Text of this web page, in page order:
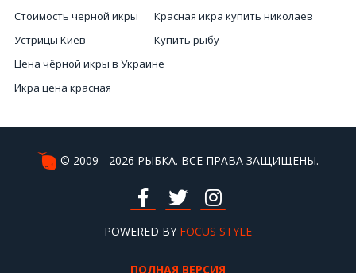
Стоимость черной икры
Устрицы Киев
Красная икра купить николаев
Купить рыбу
Цена чёрной икры в Украине
Икра цена красная
Купить осминога
Заказать морских ежей
© 2009 - 2026 РЫБКА. ВСЕ ПРАВА ЗАЩИЩЕНЫ.
POWERED BY FOCUS STYLE
ПОЛНАЯ ВЕРСИЯ